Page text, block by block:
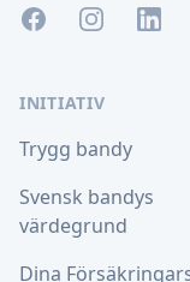
FacebookInstagram
INITIATIV
Trygg bandy
Svensk bandys
värdegrund
Dina